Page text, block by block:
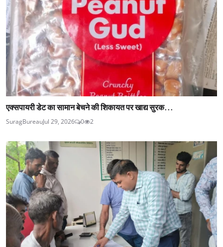
एक्सपायरी डेट का सामान बेचने की शिकायत पर खाद्य सुरक...
SuragBureauJul 29, 2026 0 2